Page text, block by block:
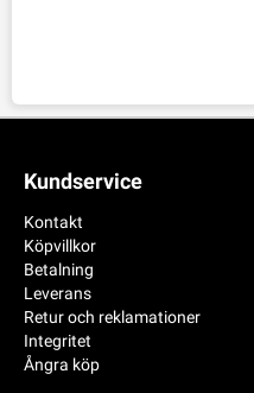
Kundservice
Kontakt
Köpvillkor
Betalning
Leverans
Retur och reklamationer
Integritet
Ångra köp